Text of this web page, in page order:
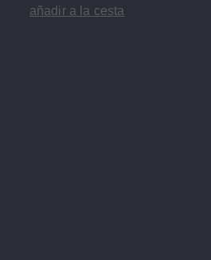
añadir a la cesta